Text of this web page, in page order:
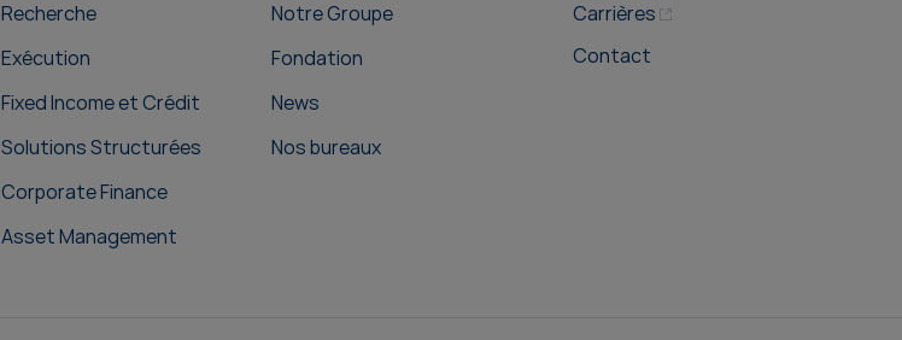
Recherche
Exécution
Fixed Income et Crédit
Solutions Structurées
Corporate Finance
Asset Management
Notre Groupe
Fondation
News
Nos bureaux
Carrières
Contact